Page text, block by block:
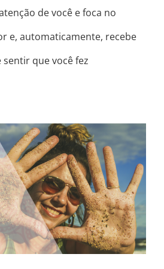
de você e foca no
e, automaticamente, recebe
que você fez
A GRATIDÃO * DEZ
PRA 2018 *
VÍDEO 1